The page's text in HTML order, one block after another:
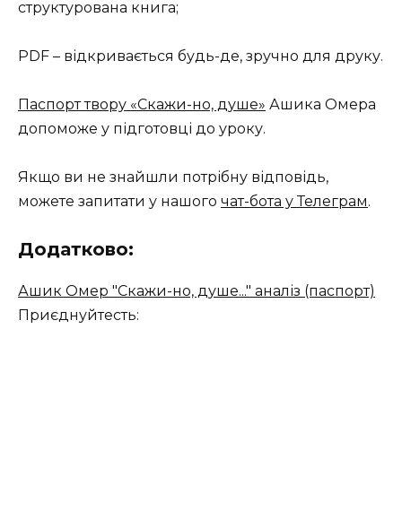
структурована книга;
PDF – відкривається будь-де, зручно для друку.
Паспорт твору «Скажи-но, душе» Ашика Омера
допоможе у підготовці до уроку.
Якщо ви не знайшли потрібну відповідь,
можете запитати у нашого чат-бота у Телеграм.
Додатково:
Ашик Омер "Скажи-но, душе..." аналіз (паспорт)
Приєднуйтесть: